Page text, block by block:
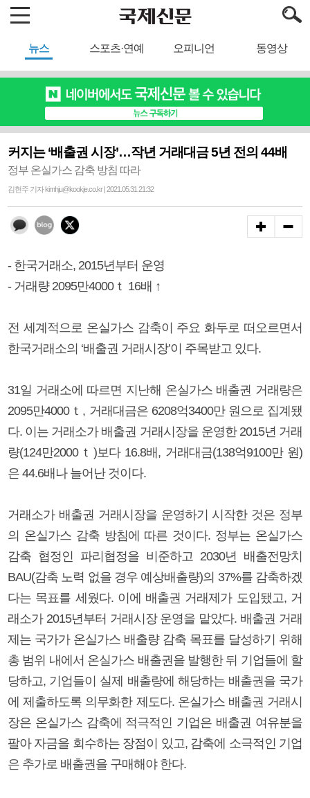
뉴스 스포츠·연예 오피니언 동영상
커지는 ‘배출권 시장’…작년 거래대금 5년 전의 44배
정부 온실가스 감축 방침 따라
김현주 기자 kimhju@kookje.co.kr | 2021.05.31 21:32
- 한국거래소, 2015년부터 운영
- 거래량 2095만4000ｔ 16배 ↑
전 세계적으로 온실가스 감축이 주요 화두로 떠오르면서
한국거래소의 ‘배출권 거래시장’이 주목받고 있다.
31일 거래소에 따르면 지난해 온실가스 배출권 거래량은
2095만4000ｔ, 거래대금은 6208억3400만 원으로 집계됐
다. 이는 거래소가 배출권 거래시장을 운영한 2015년 거래
량(124만2000ｔ)보다 16.8배, 거래대금(138억9100만 원)
은 44.6배나 늘어난 것이다.
거래소가 배출권 거래시장을 운영하기 시작한 것은 정부
의 온실가스 감축 방침에 따른 것이다. 정부는 온실가스
감축 협정인 파리협정을 비준하고 2030년 배출전망치
BAU(감축 노력 없을 경우 예상배출량)의 37%를 감축하겠
다는 목표를 세웠다. 이에 배출권 거래제가 도입됐고, 거
래소가 2015년부터 거래시장 운영을 맡았다. 배출권 거래
제는 국가가 온실가스 배출량 감축 목표를 달성하기 위해
총 범위 내에서 온실가스 배출권을 발행한 뒤 기업들에 할
당하고, 기업들이 실제 배출량에 해당하는 배출권을 국가
에 제출하도록 의무화한 제도다. 온실가스 배출권 거래시
장은 온실가스 감축에 적극적인 기업은 배출권 여유분을
팔아 자금을 회수하는 장점이 있고, 감축에 소극적인 기업
은 추가로 배출권을 구매해야 한다.